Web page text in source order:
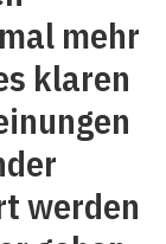
mehr
klaren
werden